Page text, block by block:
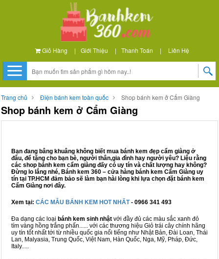
Giỏ Hàng | Giới Thiệu | Thanh Toán | Liên Hệ
Trang chủ Điện bánh kem toàn quốc Shop bánh kem ở Cẩm Giàng
Shop bánh kem ở Cẩm Giàng
Bạn đang bâng khuâng không biết mua bánh kem đẹp cẩm giàng ở
đâu, để tặng cho bạn bè, người thân,gia đình hay người yêu? Liệu rằng
các shop bánh kem cẩm giàng đấy có uy tín và chất lượng hay không?
Đừng lo lắng nhé, Bánh kem 360 – cửa hàng bánh kem Cẩm Giàng uy
tín tại TP.HCM đảm bảo sẽ làm bạn hài lòng khi lựa chọn đặt bánh kem
Cẩm Giàng nơi đây.
Xem tại: CÁC MẪU BÁNH KEM HOT NHẤT- 0966 341 493
Đa dạng các loại bánh kem sinh nhật với đầy đủ các màu sắc xanh đỏ
tím vàng hồng trắng phấn...... với các thương hiệu Giỏ trái cây chính hãng
uy tín tốt nhất tới từ nhiều quốc gia nổi tiếng như Nhật Bản, Đài Loan, Thái
Lan, Malyasia, Trung Quốc, Việt Nam, Hàn Quốc, Nga, Mỹ, Pháp, Đức,
Italy.....